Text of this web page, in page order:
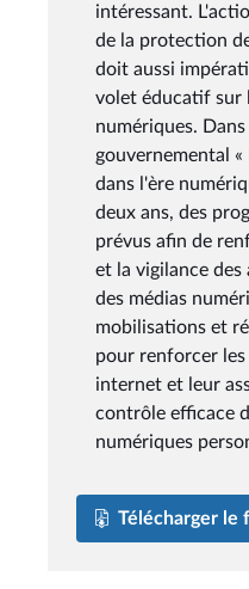
intéressant.
de la protection
doit aussi
volet éducatif sur
numériques. Dans
gouvernemental
dans l'ère
deux ans, des
prévus afin de
et la vigilance des
des médias
mobilisations et
pour renforcer
internet et leur
contrôle efficace
numériques
Télécharger le